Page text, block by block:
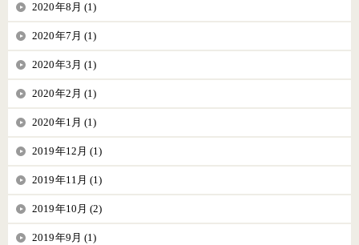
2020年8月 (1)
2020年7月 (1)
2020年3月 (1)
2020年2月 (1)
2020年1月 (1)
2019年12月 (1)
2019年11月 (1)
2019年10月 (2)
2019年9月 (1)